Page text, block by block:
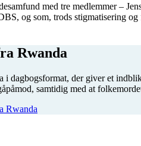
med tre medlemmer –
og som, trods stigmatisering
Rwanda
der giver et
samtidig med at
Rwanda